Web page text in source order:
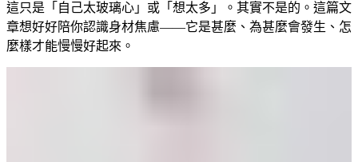
這只是「自己太玻璃心」或「想太多」。其實不是的。這篇文
章想好好陪你認識身材焦慮——它是甚麼、為甚麼會發生、怎
麼樣才能慢慢好起來。